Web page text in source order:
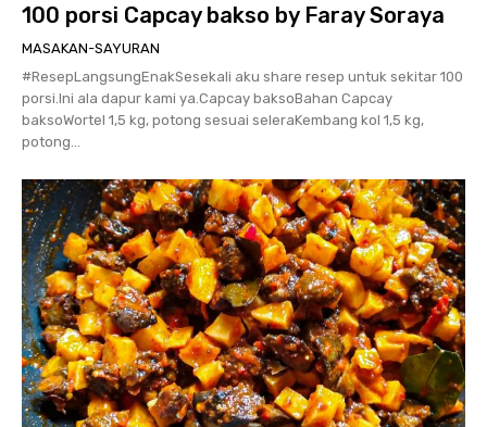
100 porsi Capcay bakso by Faray Soraya
MASAKAN-SAYURAN
#ResepLangsungEnakSesekali aku share resep untuk sekitar 100
porsi.Ini ala dapur kami ya.Capcay baksoBahan Capcay
baksoWortel 1,5 kg, potong sesuai seleraKembang kol 1,5 kg,
potong...